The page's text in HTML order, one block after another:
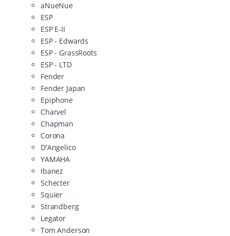
aNueNue
ESP
ESP E-II
ESP - Edwards
ESP - GrassRoots
ESP - LTD
Fender
Fender Japan
Epiphone
Charvel
Chapman
Corona
D'Angelico
YAMAHA
Ibanez
Schecter
Squier
Strandberg
Legator
Tom Anderson